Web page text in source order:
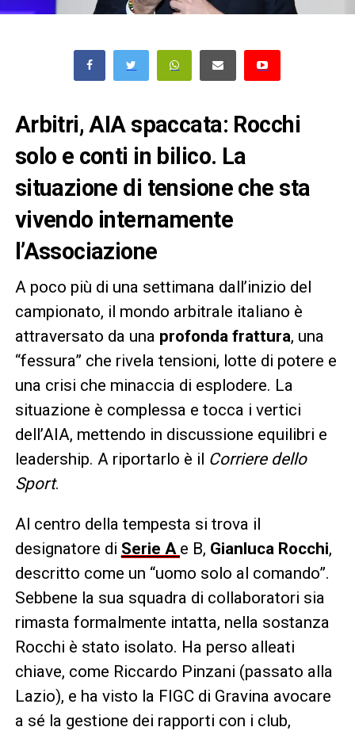
Arbitri, AIA spaccata: Rocchi
solo e conti in bilico. La
situazione di tensione che sta
vivendo internamente
l’Associazione
A poco più di una settimana dall’inizio del
campionato, il mondo arbitrale italiano è
attraversato da una profonda frattura, una
“fessura” che rivela tensioni, lotte di potere e
una crisi che minaccia di esplodere. La
situazione è complessa e tocca i vertici
dell’AIA, mettendo in discussione equilibri e
leadership. A riportarlo è il Corriere dello
Sport.
Al centro della tempesta si trova il
designatore di Serie A e B, Gianluca Rocchi,
descritto come un “uomo solo al comando”.
Sebbene la sua squadra di collaboratori sia
rimasta formalmente intatta, nella sostanza
Rocchi è stato isolato. Ha perso alleati
chiave, come Riccardo Pinzani (passato alla
Lazio), e ha visto la FIGC di Gravina avocare
a sé la gestione dei rapporti con i club,